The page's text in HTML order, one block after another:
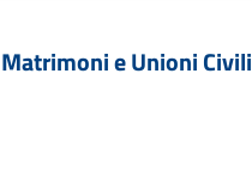
e Unioni Civili